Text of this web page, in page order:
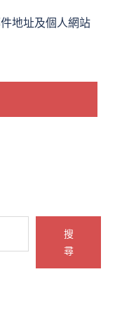
地址及個人網站
搜
尋